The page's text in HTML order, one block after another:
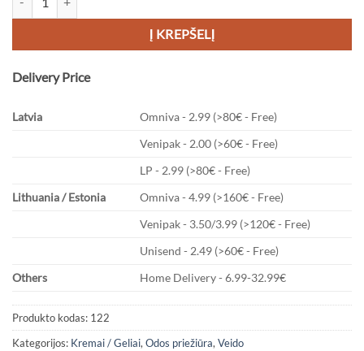
€56,72.€48,21.
Į KREPŠELĮ
Delivery Price
Latvia
Omniva - 2.99 (>80€ - Free)
Venipak - 2.00 (>60€ - Free)
LP - 2.99 (>80€ - Free)
Lithuania / Estonia
Omniva - 4.99 (>160€ - Free)
Venipak - 3.50/3.99 (>120€ - Free)
Unisend - 2.49 (>60€ - Free)
Others
Home Delivery - 6.99-32.99€
Produkto kodas: 122
Kategorijos: Kremai / Geliai, Odos priežiūra, Veido